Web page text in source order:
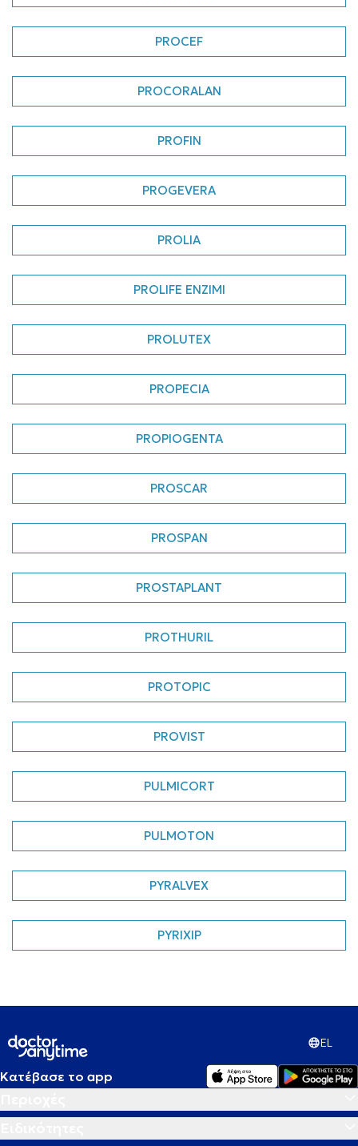
PROCEF
PROCORALAN
PROFIN
PROGEVERA
PROLIA
PROLIFE ENZIMI
PROLUTEX
PROPECIA
PROPIOGENTA
PROSCAR
PROSPAN
PROSTAPLANT
PROTHURIL
PROTOPIC
PROVIST
PULMICORT
PULMOTON
PYRALVEX
PYRIXIP
EL
Κατέβασε το app